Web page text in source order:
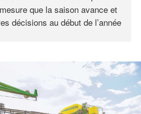
que la saison avance et
décisions au début de l’année